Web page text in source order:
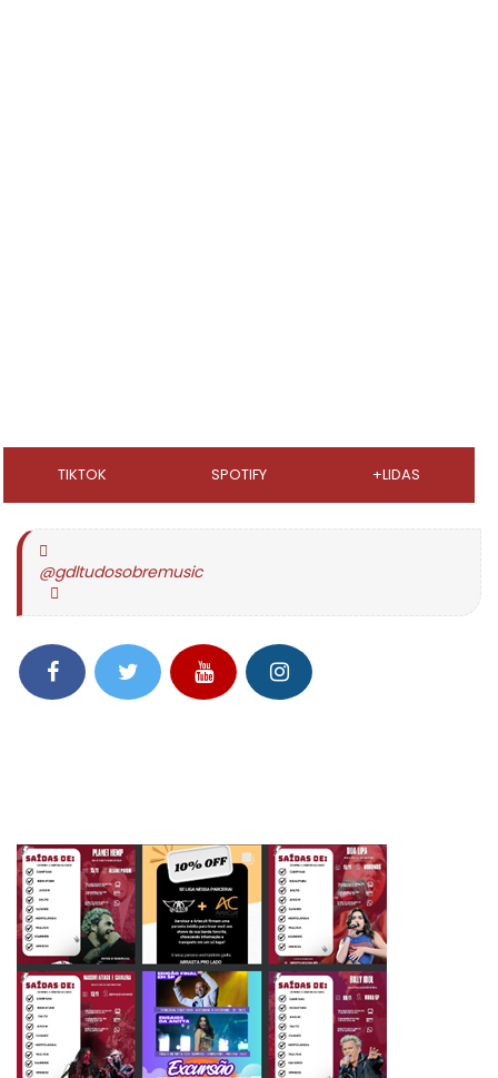
TIKTOK SPOTIFY +LIDAS
@gdltudosobremusic